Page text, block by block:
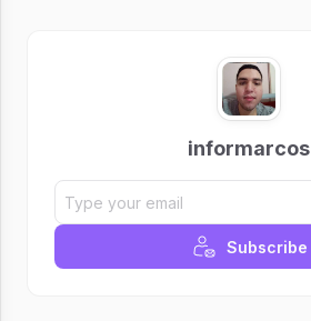
informarcos
Subscribe